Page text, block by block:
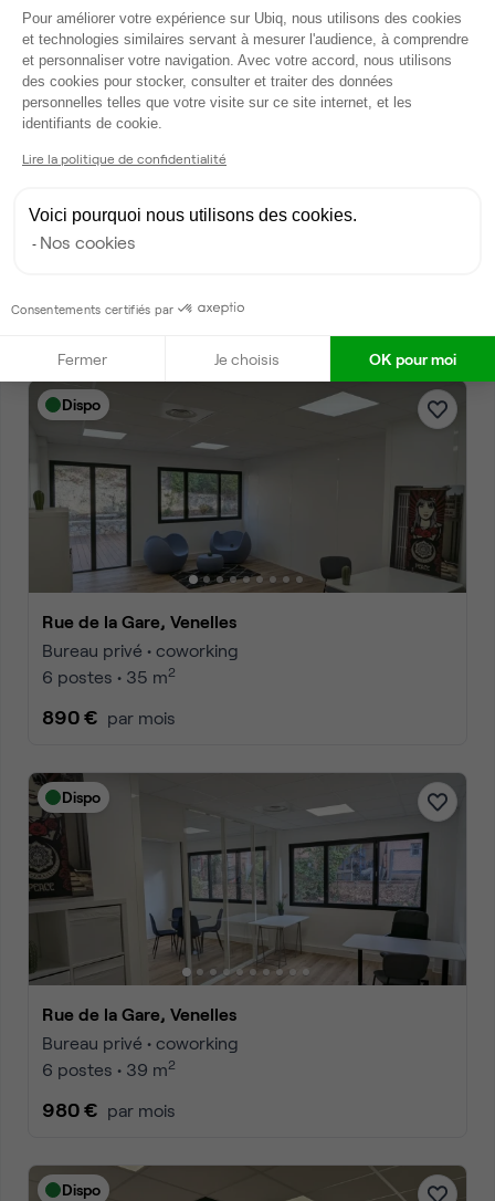
Dispo
Rue de la Gare, Venelles
Dispo
Rue de la Gare, Venelles
Bureau privé • coworking
6 postes • 35 m2
890 € par mois
Dispo
Rue de la Gare, Venelles
Bureau privé • coworking
6 postes • 39 m2
980 € par mois
Dispo
Plateforme de Gestion du
Pour améliorer votre expérience sur Ubiq, nous utilisons des cookies
et technologies similaires servant à mesurer l'audience, à comprendre
et personnaliser votre navigation. Avec votre accord, nous utilisons
des cookies pour stocker, consulter et traiter des données
personnelles telles que votre visite sur ce site internet, et les
identifiants de cookie.
Lire la politique de confidentialité
Voici pourquoi nous utilisons des cookies.
Nos cookies
Consentements certifiés par
Fermer Je choisis OK pour moi